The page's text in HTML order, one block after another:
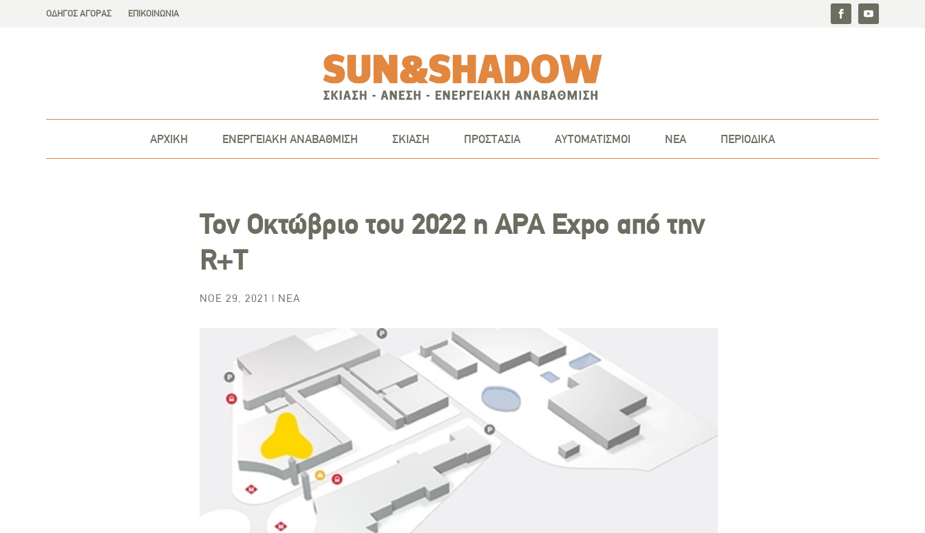
ΟΔΗΓΟΣ ΑΓΟΡΑΣ ΕΠΙΚΟΙΝΩΝΙΑ
ΑΡΧΙΚΗ ΕΝΕΡΓΕΙΑΚΗ ΑΝΑΒΑΘΜΙΣΗ ΣΚΙΑΣΗ ΠΡΟΣΤΑΣΙΑ ΑΥΤΟΜΑΤΙΣΜΟΙ ΝΕΑ ΠΕΡΙΟΔΙΚΑ
Τον Οκτώβριο του 2022 η APA Expo από την
R+T
ΝΟΈ 29, 2021 | ΝΈΑ